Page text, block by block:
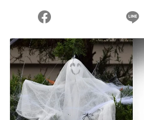
您當前剩餘 U 利點數：0